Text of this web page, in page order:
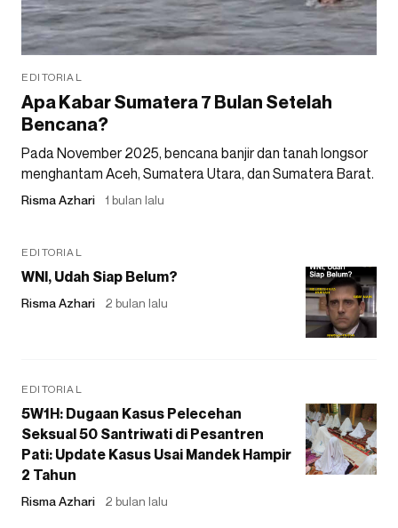
EDITORIAL
Apa Kabar Sumatera 7 Bulan Setelah
Bencana?
Pada November 2025, bencana banjir dan tanah longsor
menghantam Aceh, Sumatera Utara, dan Sumatera Barat.
Risma Azhari 1 bulan lalu
EDITORIAL
WNI, Udah Siap Belum?
Risma Azhari 2 bulan lalu
EDITORIAL
5W1H: Dugaan Kasus Pelecehan
Seksual 50 Santriwati di Pesantren
Pati: Update Kasus Usai Mandek Hampir
2 Tahun
Risma Azhari 2 bulan lalu